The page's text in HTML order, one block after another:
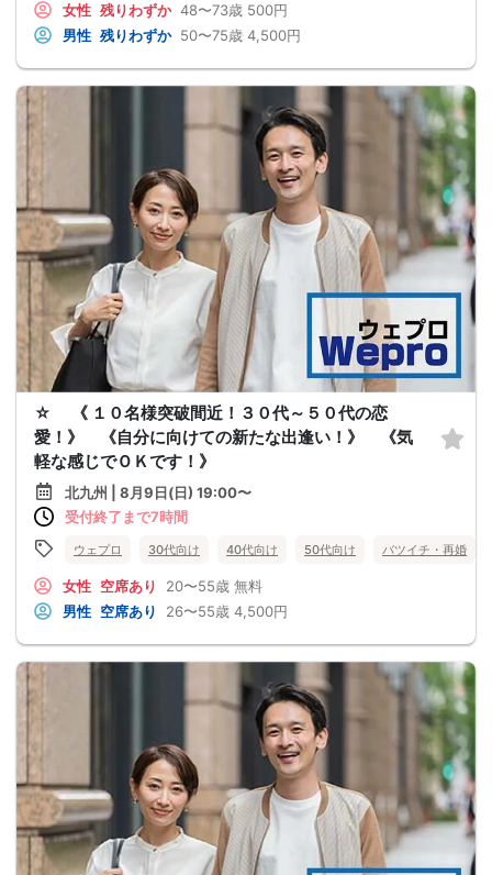
女性 残りわずか 48〜73歳 500円
男性 残りわずか 50〜75歳 4,500円
☆ 《 １０名様突破間近！３０代～５０代の恋
愛！》 《自分に向けての新たな出逢い！》 《気
軽な感じでＯＫです！》
北九州 | 8月9日(日) 19:00〜
受付終了まで7時間
ウェプロ 30代向け 40代向け 50代向け バツイチ・再婚
女性 空席あり 20〜55歳 無料
男性 空席あり 26〜55歳 4,500円